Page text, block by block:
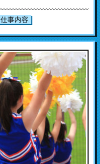
仕事内容